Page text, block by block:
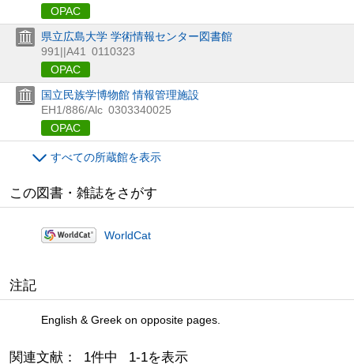
OPAC
県立広島大学 学術情報センター図書館
991||A41
0110323
OPAC
国立民族学博物館 情報管理施設
EH1/886/Alc 0303340025
OPAC
すべての所蔵館を表示
この図書・雑誌をさがす
WorldCat
注記
English & Greek on opposite pages.
関連文献： 1件中 1-1を表示